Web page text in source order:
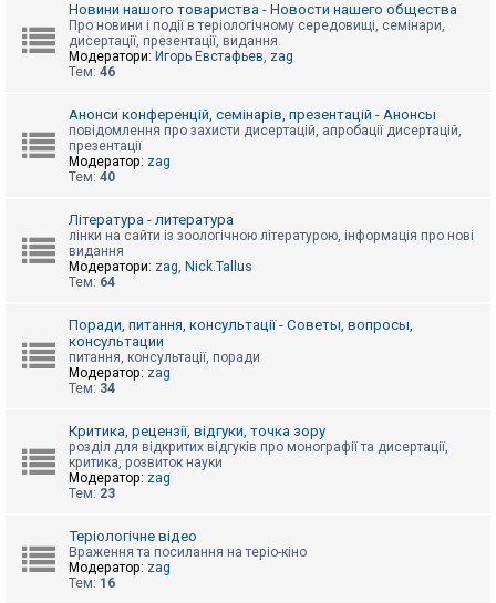
т
П
м
о
г
Новини нашого товариства - Новости нашего общества
Про новини і події в теріологічному середовищі, семінари,
дисертації, презентації, видання
Модератори: Игорь Евстафьев, zag
Тем: 46
Анонси конференцій, семінарів, презентацій - Анонсы
повідомлення про захисти дисертацій, апробації дисертацій,
презентації
Модератор: zag
Тем: 40
Література - литература
лінки на сайти із зоологічною літературою, інформація про нові
видання
Модератори: zag, Nick.Tallus
Тем: 64
Поради, питання, консультації - Советы, вопросы,
консультации
питання, консультації, поради
Модератор: zag
Тем: 34
Критика, рецензії, відгуки, точка зору
розділ для відкритих відгуків про монографії та дисертації,
критика, розвиток науки
Модератор: zag
Тем: 23
Теріологічне відео
Враження та посилання на теріо-кіно
Модератор: zag
Тем: 16